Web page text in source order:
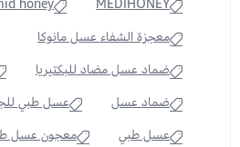
MEDIHONEY
honey
معجزة الشفاء عسل مانوكا
ضماد عسل مضاد للبكتيريا
ضماد عسل
عسل طبي
عسل طبي
معجون عسل